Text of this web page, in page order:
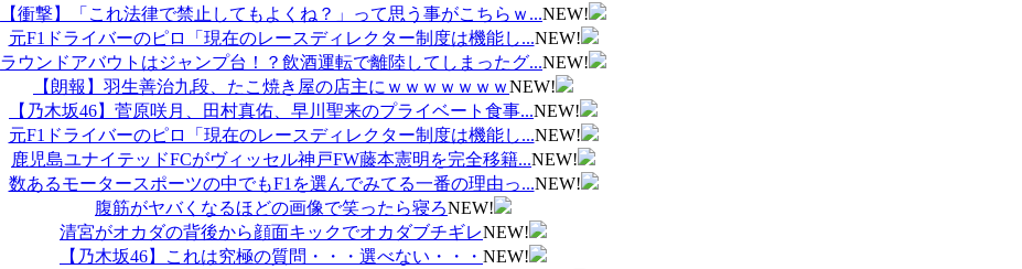
【衝撃】「これ法律で禁止してもよくね？」って思う事がこちらｗ...NEW!
元F1ドライバーのピロ「現在のレースディレクター制度は機能し...NEW!
ラウンドアバウトはジャンプ台！？飲酒運転で離陸してしまったグ...NEW!
【朗報】羽生善治九段、たこ焼き屋の店主にｗｗｗｗｗｗｗNEW!
【乃木坂46】菅原咲月、田村真佑、早川聖来のプライベート食事...NEW!
元F1ドライバーのピロ「現在のレースディレクター制度は機能し...NEW!
鹿児島ユナイテッドFCがヴィッセル神戸FW藤本憲明を完全移籍...NEW!
数あるモータースポーツの中でもF1を選んでみてる一番の理由っ...NEW!
腹筋がヤバくなるほどの画像で笑ったら寝ろNEW!
清宮がオカダの背後から顔面キックでオカダブチギレNEW!
【乃木坂46】これは究極の質問・・・選べない・・・ NEW!